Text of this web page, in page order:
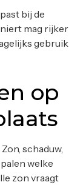
bij de
mag rijker
gebruik
op
schaduw,
welke
zon vraagt